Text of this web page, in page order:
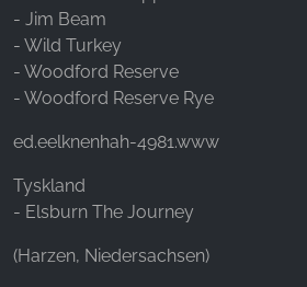
- Jim Beam
- Wild Turkey
- Woodford Reserve
- Woodford Reserve Rye
ed.eelknenhah-4981.www
Tyskland
- Elsburn The Journey
(Harzen, Niedersachsen)